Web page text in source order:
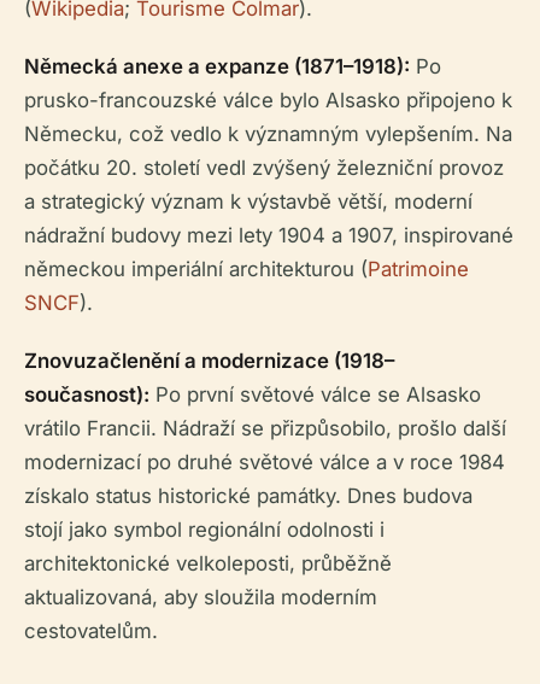
(Wikipedia; Tourisme Colmar).
Německá anexe a expanze (1871–1918): Po
prusko-francouzské válce bylo Alsasko připojeno k
Německu, což vedlo k významným vylepšením. Na
počátku 20. století vedl zvýšený železniční provoz
a strategický význam k výstavbě větší, moderní
nádražní budovy mezi lety 1904 a 1907, inspirované
německou imperiální architekturou (Patrimoine
SNCF).
Znovuzačlenění a modernizace (1918–
současnost): Po první světové válce se Alsasko
vrátilo Francii. Nádraží se přizpůsobilo, prošlo další
modernizací po druhé světové válce a v roce 1984
získalo status historické památky. Dnes budova
stojí jako symbol regionální odolnosti i
architektonické velkoleposti, průběžně
aktualizovaná, aby sloužila moderním
cestovatelům.